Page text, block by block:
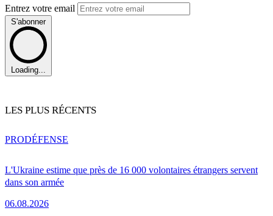
Entrez votre email
S'abonner
Loading...
LES PLUS RÉCENTS
L'Ukraine estime que près de 16 000 volontaires étrangers servent
dans son armée
06.08.2026
PRODÉFENSE